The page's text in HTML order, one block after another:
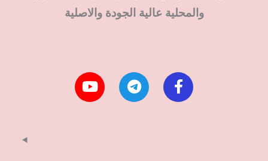
والمحلية عالية الجودة والاصلية